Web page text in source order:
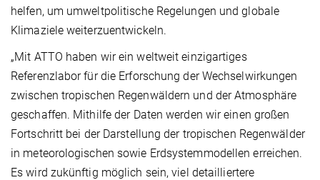
helfen, um umweltpolitische Regelungen und globale
Klimaziele weiterzuentwickeln.
„Mit ATTO haben wir ein weltweit einzigartiges
Referenzlabor für die Erforschung der Wechselwirkungen
zwischen tropischen Regenwäldern und der Atmosphäre
geschaffen. Mithilfe der Daten werden wir einen großen
Fortschritt bei der Darstellung der tropischen Regenwälder
in meteorologischen sowie Erdsystemmodellen erreichen.
Es wird zukünftig möglich sein, viel detailliertere